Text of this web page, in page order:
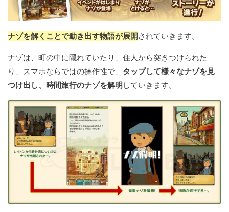
ナゾを解くことで動き出す物語が展開されていきます。
ナゾは、町の中に隠れていたり、住人から突きつけられた
り、スマホならではの操作性で、 タップして様々なナゾを見
つけ出し、時間旅行のナゾを解明 していきます。